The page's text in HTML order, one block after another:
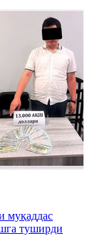
муқаддас
туширди